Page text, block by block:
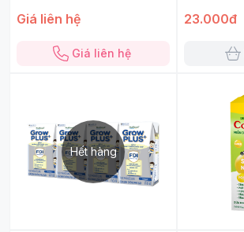
Giá liên hệ
Giá liên hệ
23.000đ
Hết hàng